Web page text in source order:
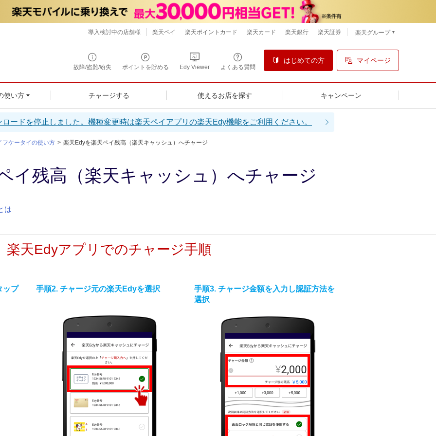
故障/盗難/紛失 ポイントを貯める Edy Viewer よくある質問
はじめての方 マイページ
使い方 チャージする 使えるお店を探す キャンペーン
導入検討中の店舗様 楽天ペイ 楽天ポイントカード 楽天カード 楽天銀行 楽天証券 楽天グループ
ードを停止しました。機種変更時は楽天ペイアプリの楽天Edy機能をご利用ください。
フケータイの使い方 楽天Edyを楽天ペイ残高（楽天キャッシュ）へチャージ
イ残高（楽天キャッシュ）へチャージ
は
楽天Edyアプリでのチャージ手順
ップ 手順2. チャージ元の楽天Edyを選択
手順3. チャージ金額を入力し認証方法を
選択